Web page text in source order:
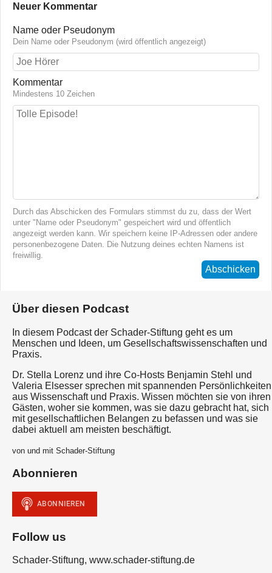
Neuer Kommentar
Name oder Pseudonym
Dein Name oder Pseudonym (wird öffentlich angezeigt)
Kommentar
Mindestens 10 Zeichen
Durch das Abschicken des Formulars stimmst du zu, dass der Wert
unter "Name oder Pseudonym" gespeichert wird und öffentlich
angezeigt werden kann. Wir speichern keine IP-Adressen oder andere
personenbezogene Daten. Die Nutzung deines echten Namens ist
freiwillig.
Abschicken
Über diesen Podcast
In diesem Podcast der Schader-Stiftung geht es um
Menschen und Ideen, um Gesellschaftswissenschaften und
Praxis.
Dr. Stella Lorenz und ihre Co-Hosts Benjamin Stehl und
Valeria Elsesser sprechen mit spannenden Persönlichkeiten
aus Wissenschaft und Praxis. Wissen möchten sie von ihren
Gästen, woher sie kommen, was sie dazu gebracht hat, sich
mit gesellschaftlichen Belangen zu befassen und was sie
dabei aktuell am meisten beschäftigt.
von und mit Schader-Stiftung
Abonnieren
Follow us
Schader-Stiftung, www.schader-stiftung.de